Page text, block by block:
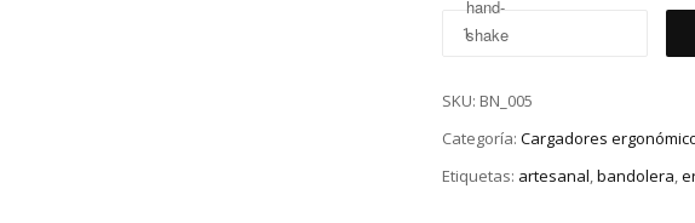
SKU: BN_005
Categoría: Cargadores
Etiquetas: artesanal,bandolera,